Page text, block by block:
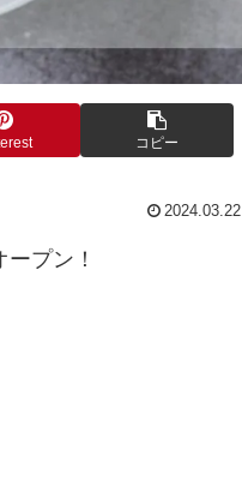
コピー
2024.03.22
プン！